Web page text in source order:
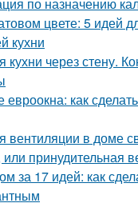
цвете: 5 идей
кухни
через стену.
как
вентиляции в доме
принудительная
за 17 идей: как